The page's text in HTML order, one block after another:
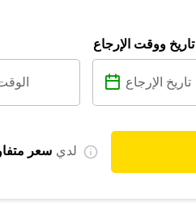
تاريخ ووقت الإرجاع
لدي سعر